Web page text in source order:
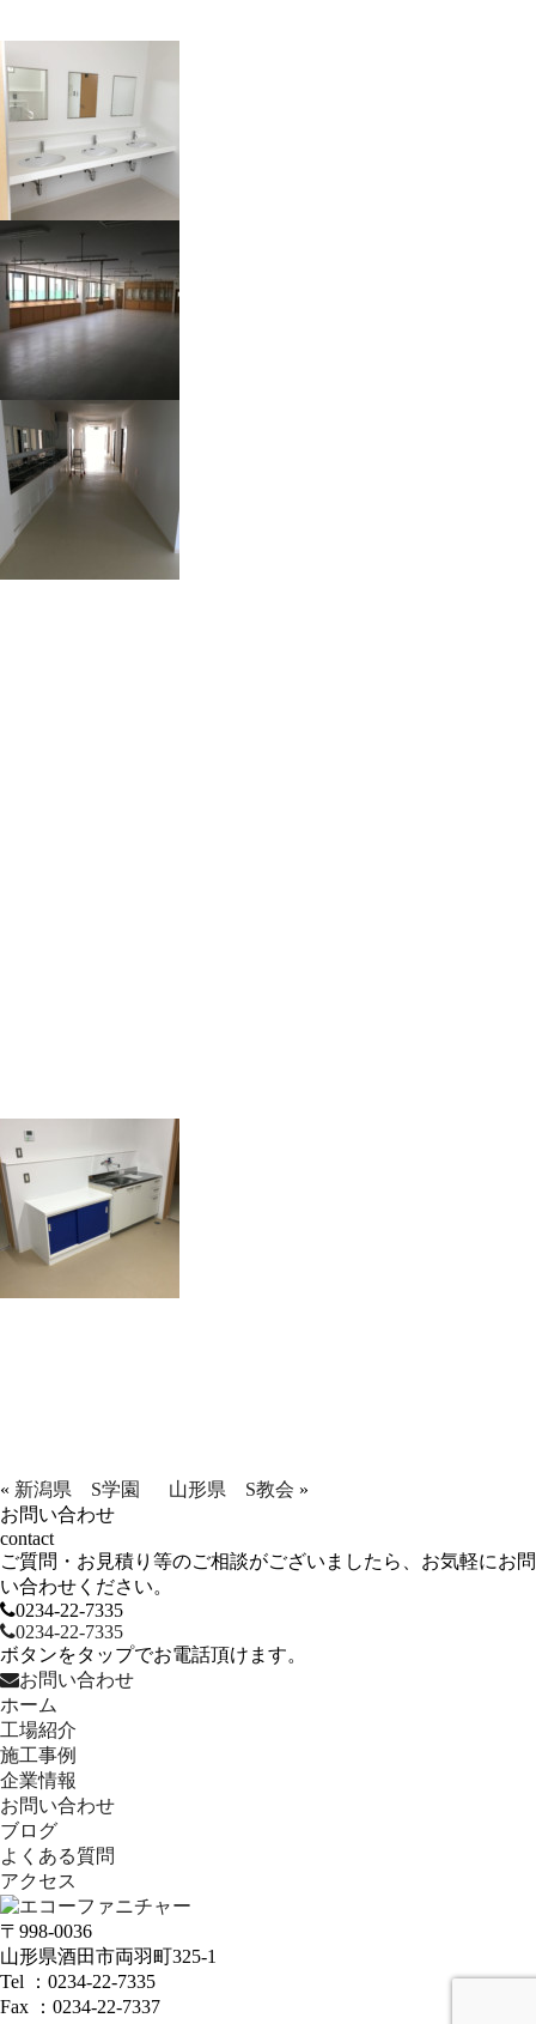
« 新潟県 S学園 山形県 S教会 »
お問い合わせ
contact
ご質問・お見積り等のご相談がございましたら、お気軽にお問
い合わせください。
0234-22-7335
0234-22-7335
ボタンをタップでお電話頂けます。
お問い合わせ
ホーム
工場紹介
施工事例
企業情報
お問い合わせ
ブログ
よくある質問
アクセス
〒998-0036
山形県酒田市両羽町325-1
Tel ：0234-22-7335
Fax ：0234-22-7337